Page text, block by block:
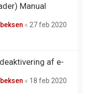
Manual
« 27 feb 2020
af e-
« 18 feb 2020